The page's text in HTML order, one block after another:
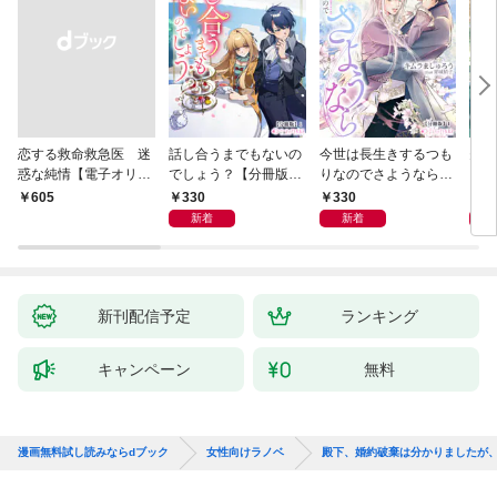
恋する救命救急医 迷
惑な純情【電子オリジ
ナル】
￥605
話し合うまでもないの
でしょう？【分冊版】
1 330
新着
今世は長生きするつも
りなのでさようなら
【分冊版】1
330
新着
新刊配信予定 ランキング
キャンペーン 無料
漫画無料試し読みならdブック 女性向けラノベ 殿下、婚約破棄は分かりましたが